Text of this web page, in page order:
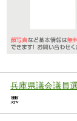
兵庫県議会議員
票